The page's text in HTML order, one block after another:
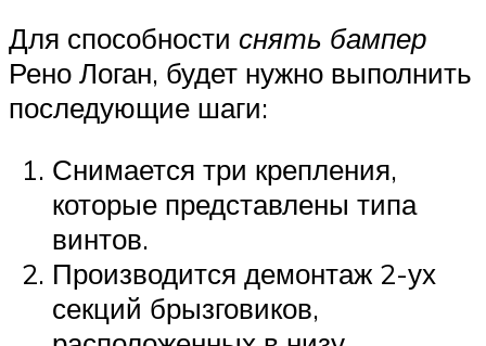
Для способности снять бампер
Рено Логан, будет нужно выполнить
последующие шаги:
Снимается три крепления,
которые представлены типа
винтов.
Производится демонтаж 2-ух
секций брызговиков,